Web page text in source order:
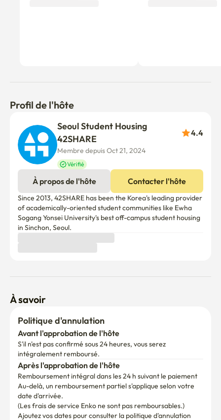
libre d'utilisation (détecteurs non fournis)
*Chambre de luxe (5ème et 6ème étage) avec
kitchenette, lave-linge dans l'appartement
*La literie est installée dans chaque chambre (Pillow avec
couverture, couverture avec couverture et matelas inclus)
✨ Renseignements supplémentaires
Caractéristiques du bâtiment :
1. Toits disponibles
2. Espace commun disponible au 1er étage
3. L'immeuble a un ascenseur.
Enregistrement : après 15 heures
*Notre équipe de nettoyage arrivera rapidement à 11h00
Par conséquent, indépendamment des politiques de la
plate-forme ou de toute autre circonstance, la salle sera
considérée comme officiellement vérifiée après 11h00 et
les opérations/entretien se poursuivront en conséquence.
Le présent avis sert de déclaration finale.
Profil de l'hôte
Seoul Student Housing
42SHARE
4.4
Membre depuis Oct 21, 2024
Vérifié
À propos de l'hôte Contacter l'hôte
Since 2013, 42SHARE has been the Korea's leading provider
of academically-oriented student communities like Ewha
Sogang Yonsei University's best off-campus student housing
in Sinchon, Seoul.
À savoir
Politique d'annulation
Avant l'approbation de l'hôte
S'il n'est pas confirmé sous 24 heures, vous serez
intégralement remboursé.
Après l'approbation de l'hôte
Remboursement intégral dans les 24 h suivant le paiement
Au-delà, un remboursement partiel s'applique selon votre
date d'arrivée.
(Les frais de service Enko ne sont pas remboursables.)
Ajoutez vos dates pour consulter la politique d'annulation